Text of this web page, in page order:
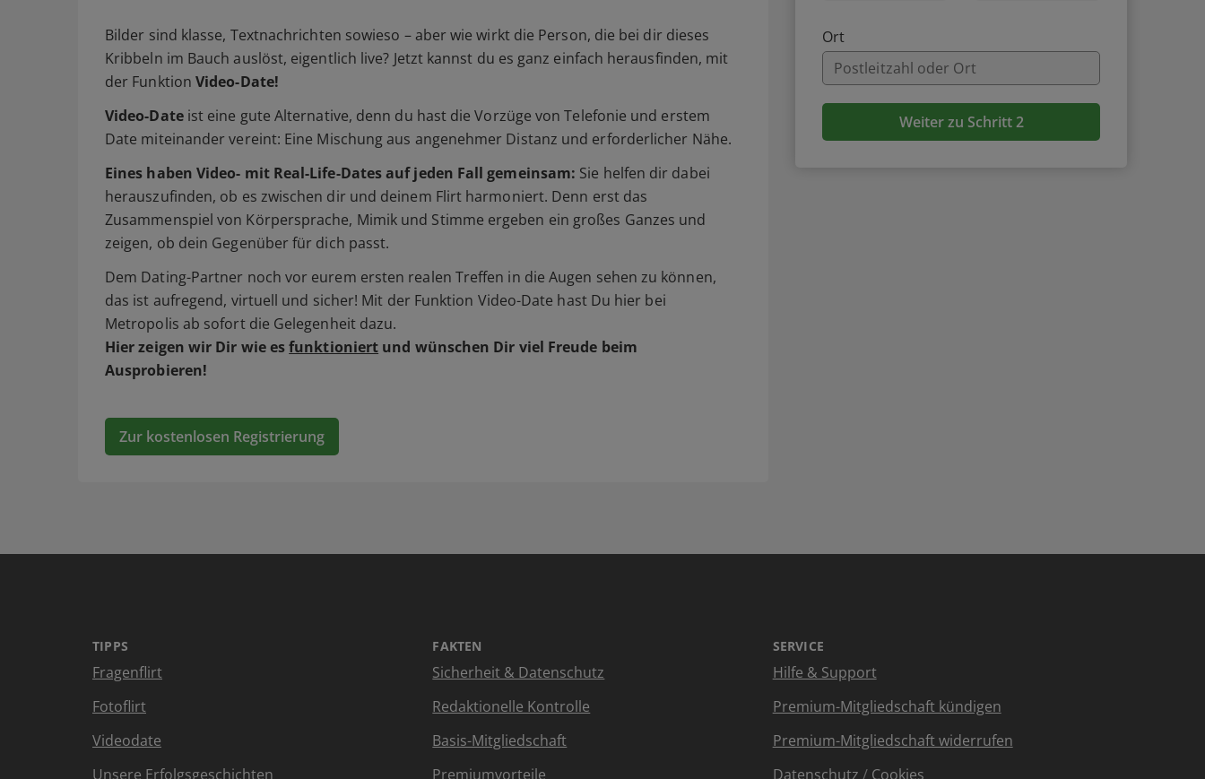
Bilder sind klasse, Textnachrichten sowieso – aber wie wirkt die Person, die bei dir dieses
Kribbeln im Bauch auslöst, eigentlich live? Jetzt kannst du es ganz einfach herausfinden, mit
der FunktionVideo-Date!
Video-Dateist eine gute Alternative, denn du hast die Vorzüge von Telefonie und erstem
Date miteinander vereint: Eine Mischung aus angenehmer Distanz und erforderlicher Nähe.
Eines haben Video- mit Real-Life-Dates auf jeden Fall gemeinsam: Sie helfen dir dabei
herauszufinden, ob es zwischen dir und deinem Flirt harmoniert. Denn erst das
Zusammenspiel von Körpersprache, Mimik und Stimme ergeben ein großes Ganzes und
zeigen, ob dein Gegenüber für dich passt.
Dem Dating-Partner noch vor eurem ersten realen Treffen in die Augen sehen zu können,
das ist aufregend, virtuell und sicher! Mit der Funktion Video-Date hast Du hier bei
Metropolis ab sofort die Gelegenheit dazu.
Hier zeigen wir Dir wie esfunktioniert und wünschen Dir viel Freude beim
Ausprobieren!
Zur kostenlosen Registrierung
Ort
Weiter zu Schritt 2
TIPPS
Fragenflirt
Fotoflirt
Videodate
Unsere Erfolgsgeschichten
FAKTEN
Sicherheit & Datenschutz
Redaktionelle Kontrolle
Basis-Mitgliedschaft
Premiumvorteile
SERVICE
Hilfe & Support
Premium-Mitgliedschaft kündigen
Premium-Mitgliedschaft widerrufen
Datenschutz / Cookies